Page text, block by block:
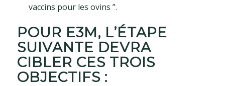
vaccins pour les ovins ”.
POUR E3M, L’ÉTAPE
SUIVANTE DEVRA
CIBLER CES TROIS
OBJECTIFS :